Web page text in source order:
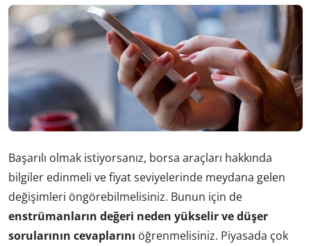
Başarılı olmak istiyorsanız, borsa araçları hakkında
bilgiler edinmeli ve fiyat seviyelerinde meydana gelen
değişimleri öngörebilmelisiniz. Bunun için de
enstrümanların değeri neden yükselir ve düşer
sorularının cevaplarını öğrenmelisiniz. Piyasada çok